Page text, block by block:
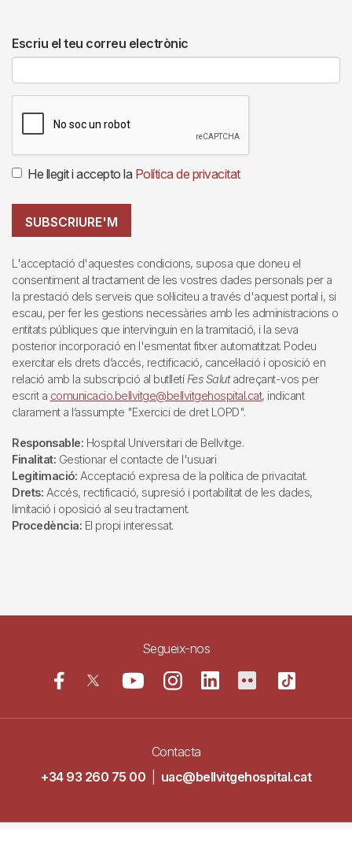
Escriu el teu correu electrònic
He llegit i accepto la Política de privacitat
SUBSCRIURE'M
L'acceptació d'aquestes condicions, suposa que doneu el
consentiment al tractament de les vostres dades personals per a
la prestació dels serveis que sol·liciteu a través d'aquest portal i, si
escau, per fer les gestions necessàries amb les administracions o
entitats públiques que intervinguin en la tramitació, i la seva
posterior incorporació en l'esmentat fitxer automatitzat. Podeu
exercitar els drets d’accés, rectificació, cancel·lació i oposició en
relació amb la subscripció al butlletí Fes Salutadreçant-vos per
escrit a comunicacio.bellvitge@bellvitgehospital.cat, indicant
clarament a l’assumpte "Exercici de dret LOPD".
Responsable: Hospital Universitari de Bellvitge.
Finalitat: Gestionar el contacte de l'usuari
Legitimació: Acceptació expresa de la política de privacitat.
Drets: Accés, rectificació, supresió i portabilitat de les dades,
limitació i oposició al seu tractament.
Procedència: El propi interessat.
Segueix-nos
Contacta
+34 93 260 75 00
uac@bellvitgehospital.cat